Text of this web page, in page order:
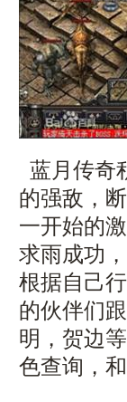
蓝月传奇
的强敌，
一开始的
求雨成功
根据自己
的伙伴们
明，贺边
色查询，